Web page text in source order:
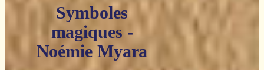
Symboles
magiques -
Noémie Myara